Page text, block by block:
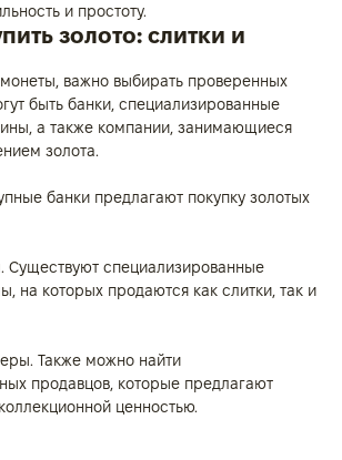
и простоту.
золото: слитки и
важно выбирать проверенных
быть банки, специализированные
а также компании, занимающиеся
золота.
банки предлагают покупку золотых
Существуют специализированные
на которых продаются как слитки, так и
Также можно найти
продавцов, которые предлагают
ценностью.